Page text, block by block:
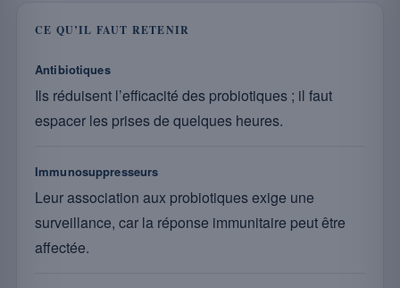
CE QU’IL FAUT RETENIR
Antibiotiques
Ils réduisent l’efficacité des probiotiques ; il faut
espacer les prises de quelques heures.
Immunosuppresseurs
Leur association aux probiotiques exige une
surveillance, car la réponse immunitaire peut être
affectée.